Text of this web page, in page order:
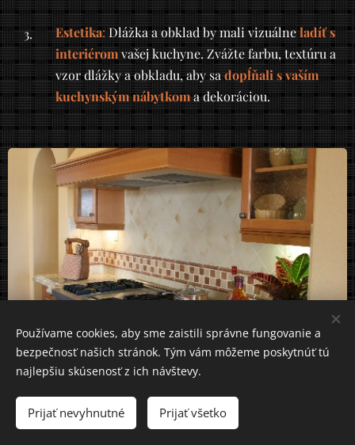
Estetika:Dlážka a obklad by mali vizuálneladíť s
interiéromvašej kuchyne. Zvážte farbu, textúru a
vzor dlážky a obkladu, aby sadopĺňali s vaším
kuchynským nábytkoma dekoráciou.
Používame cookies, aby sme zaistili správne fungovanie a
bezpečnosť našich stránok. Tým vám môžeme poskytnúť tú
najlepšiu skúsenosť z ich návštevy.
Prijať nevyhnutné Prijať všetko